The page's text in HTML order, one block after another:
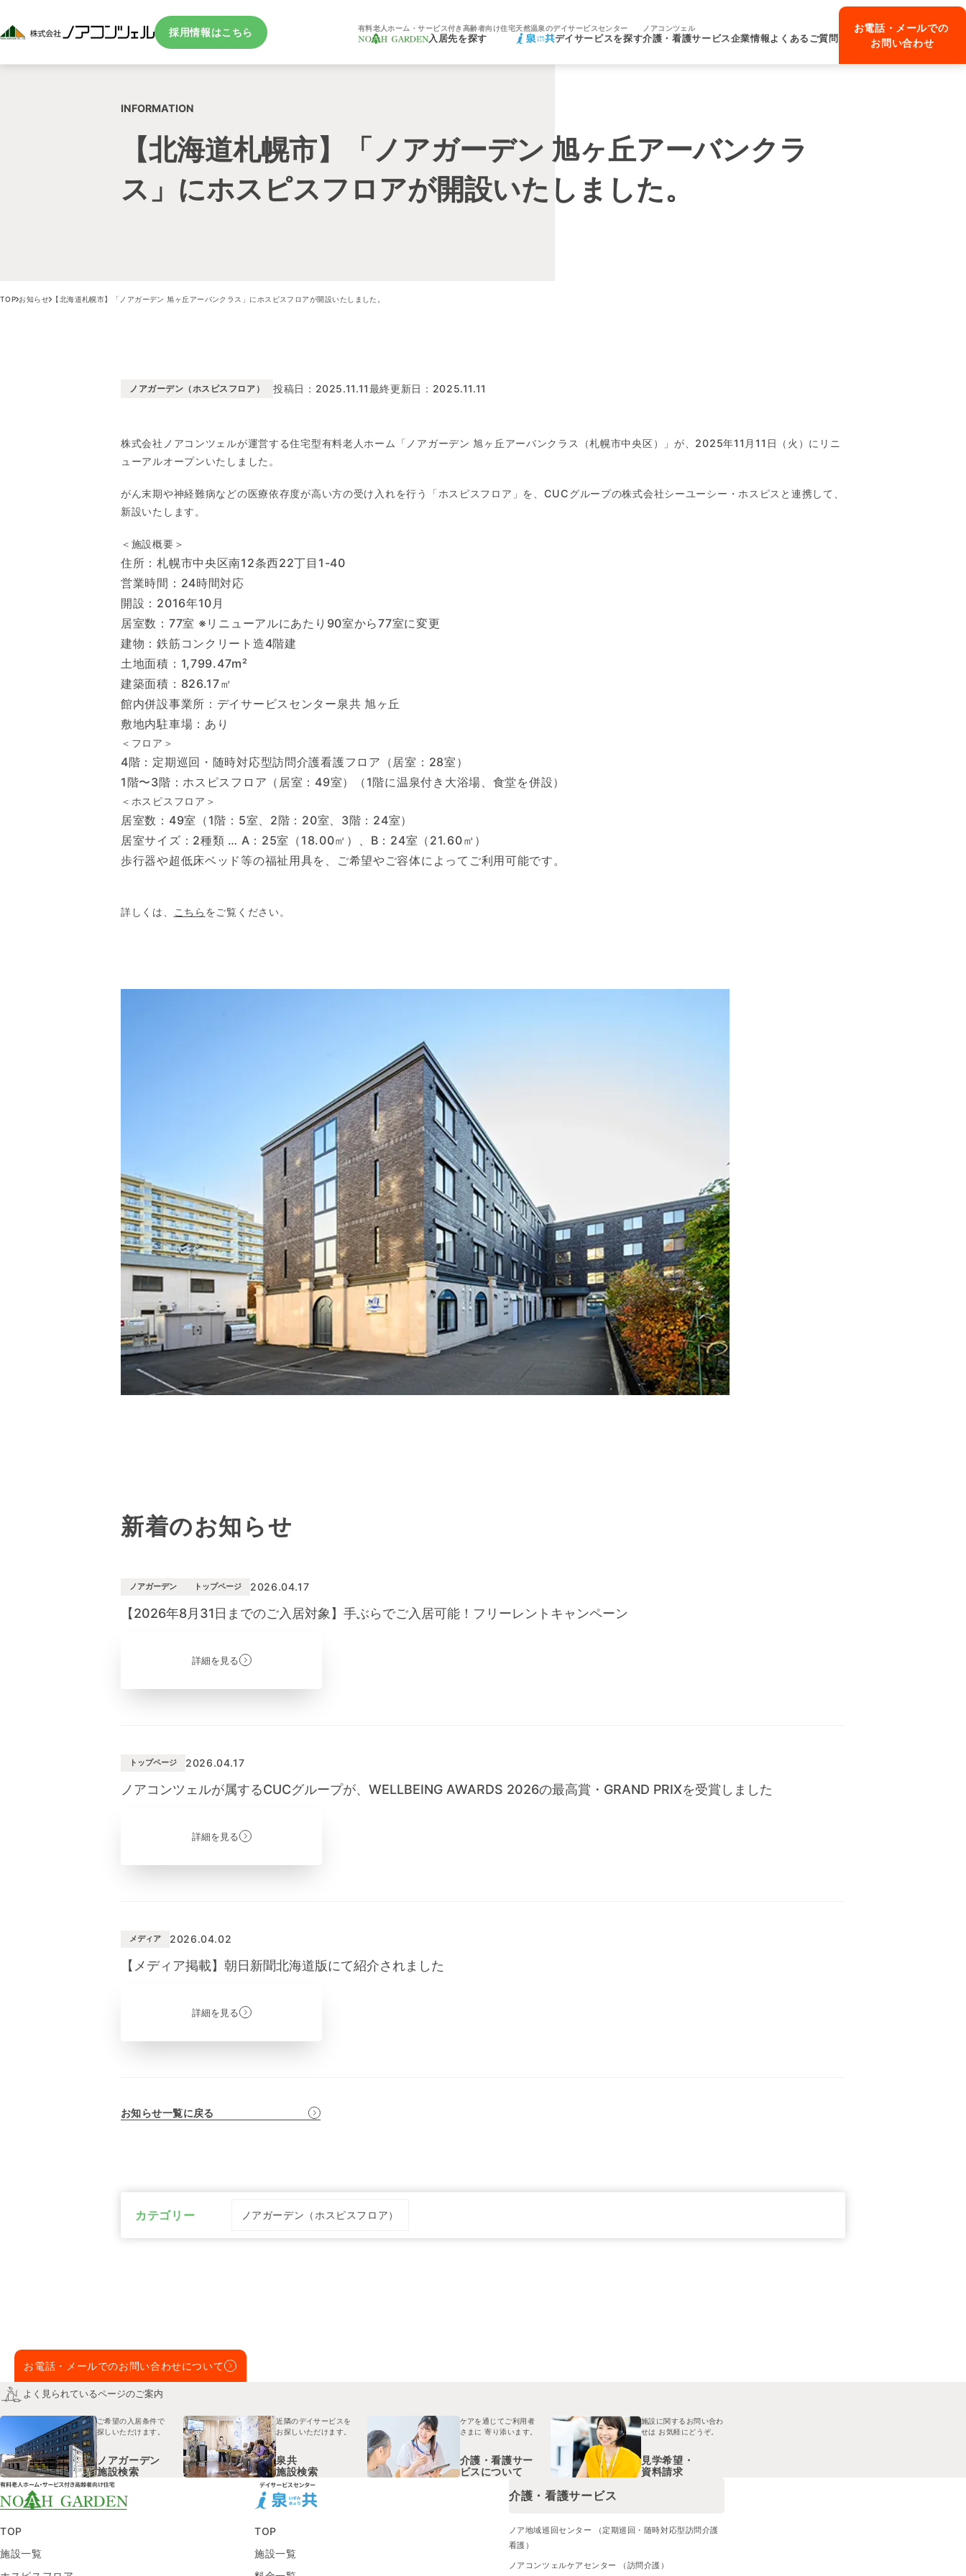
採用情報はこちら 有料老人ホーム・サービス付き高齢者向け住宅
入居先を探す
天然温泉のデイサービスセンター
デイサービスを探す
ノアコンツェル
介護・看護サービス企業情報よくあるご質問
お電話・メールでの
お問い合わせ
INFORMATION
【北海道札幌市】「ノアガーデン 旭ヶ丘アーバンクラ
ス」にホスピスフロアが開設いたしました。
TOP お知らせ 【北海道札幌市】「ノアガーデン 旭ヶ丘アーバンクラス」にホスピスフロアが開設いたしました。
ノアガーデン（ホスピスフロア） 投稿日：2025.11.11最終更新日：2025.11.11
株式会社ノアコンツェルが運営する住宅型有料老人ホーム「ノアガーデン 旭ヶ丘アーバンクラス（札幌市中央区）」が、2025年11月11日（火）にリニ
ューアルオープンいたしました。
がん末期や神経難病などの医療依存度が高い方の受け入れを行う「ホスピスフロア」を、CUCグループの株式会社シーユーシー・ホスピスと連携して、
新設いたします。
＜施設概要＞
住所：札幌市中央区南12条西22丁目1-40
営業時間：24時間対応
開設：2016年10月
居室数：77室 ※リニューアルにあたり90室から77室に変更
建物：鉄筋コンクリート造4階建
土地面積：1,799.47m²
建築面積：826.17㎡
館内併設事業所：デイサービスセンター泉共 旭ヶ丘
敷地内駐車場：あり
＜フロア＞
4階：定期巡回・随時対応型訪問介護看護フロア（居室：28室）
1階〜3階：ホスピスフロア（居室：49室）（1階に温泉付き大浴場、食堂を併設）
＜ホスピスフロア＞
居室数：49室（1階：5室、2階：20室、3階：24室）
居室サイズ：2種類 … A：25室（18.00㎡）、B：24室（21.60㎡）
歩行器や超低床ベッド等の福祉用具を、ご希望やご容体によってご利用可能です。
詳しくは、 こちら をご覧ください。
新着のお知らせ
ノアガーデン トップページ 2026.04.17
【2026年8月31日までのご入居対象】手ぶらでご入居可能！フリーレントキャンペーン
詳細を見る
トップページ 2026.04.17
ノアコンツェルが属するCUCグループが、WELLBEING AWARDS 2026の最高賞・GRAND PRIXを受賞しました
詳細を見る
メディア 2026.04.02
【メディア掲載】朝日新聞北海道版にて紹介されました
詳細を見る
お知らせ一覧に戻る
カテゴリー ノアガーデン（ホスピスフロア）
お電話・メールでのお問い合わせについて
よく見られているページのご案内
ご希望の入居条件で
探しいただけます。
ノアガーデン
施設検索
近隣のデイサービスを
お探しいただけます。
泉共
施設検索
ケアを通じてご利用者
さまに寄り添います。
介護・看護サー
ビスについて
施設に関するお問い合わ
せは お気軽にどうぞ。
見学希望・
資料請求
介護・看護サービス
TOP
施設一覧
TOP
施設一覧
ノア地域巡回センター （定期巡回・随時対応型訪問介護
看護）
ノアコンツェルケアセンター （訪問介護）